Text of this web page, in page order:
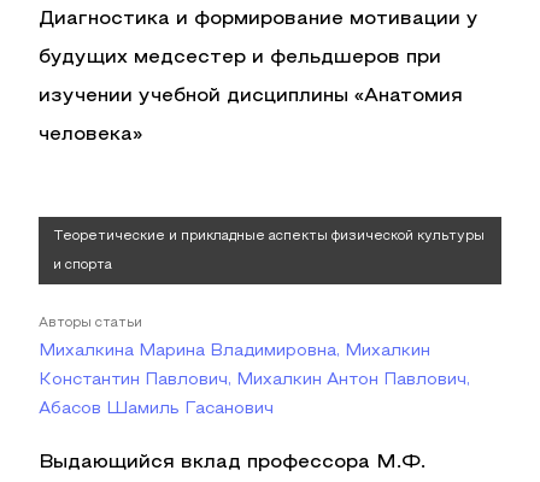
Диагностика и формирование мотивации у
будущих медсестер и фельдшеров при
изучении учебной дисциплины «Анатомия
человека»
Теоретические и прикладные аспекты физической культуры
и спорта
Авторы статьи
Михалкина Марина Владимировна, Михалкин
Константин Павлович, Михалкин Антон Павлович,
Абасов Шамиль Гасанович
Выдающийся вклад профессора М.Ф.